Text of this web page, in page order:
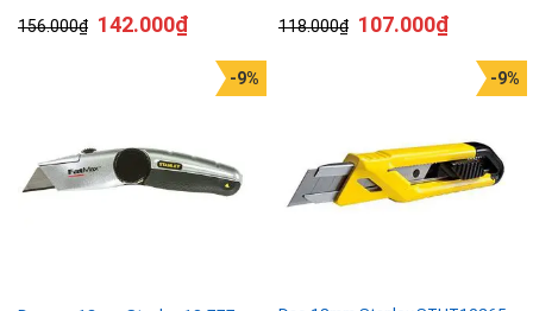
156.000₫ 142.000₫
118.000₫ 107.000₫
-9% -9%